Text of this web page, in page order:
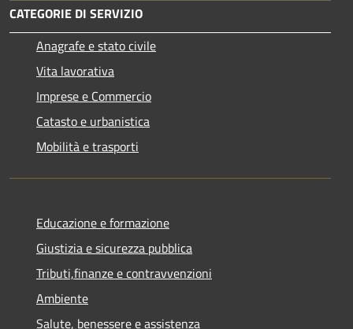
CATEGORIE DI SERVIZIO
Anagrafe e stato civile
Vita lavorativa
Imprese e Commercio
Catasto e urbanistica
Mobilità e trasporti
Educazione e formazione
Giustizia e sicurezza pubblica
Tributi,finanze e contravvenzioni
Ambiente
Salute, benessere e assistenza